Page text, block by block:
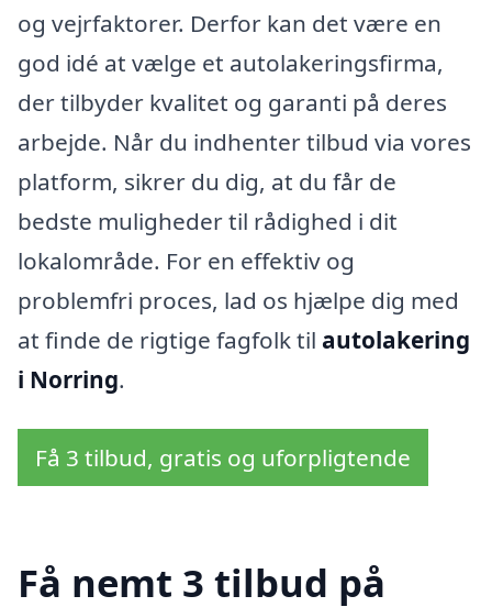
og vejrfaktorer. Derfor kan det være en
god idé at vælge et autolakeringsfirma,
der tilbyder kvalitet og garanti på deres
arbejde. Når du indhenter tilbud via vores
platform, sikrer du dig, at du får de
bedste muligheder til rådighed i dit
lokalområde. For en effektiv og
problemfri proces, lad os hjælpe dig med
at finde de rigtige fagfolk til autolakering
i Norring.
Få 3 tilbud, gratis og uforpligtende
Få nemt 3 tilbud på